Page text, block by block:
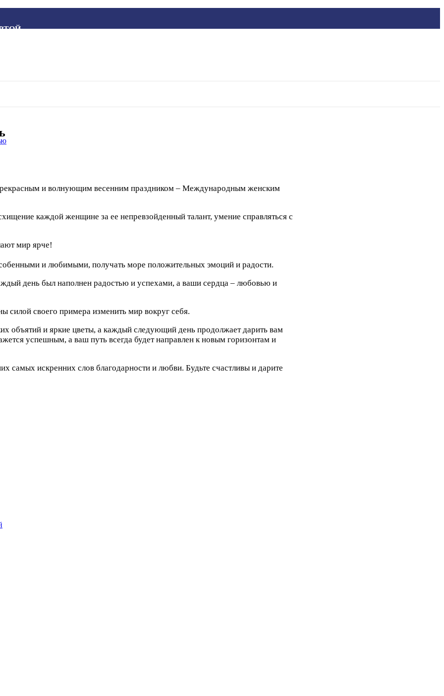
и волнующим весенним праздником – Международным женским
каждой женщине за ее непревзойденный талант, умение справляться с
мир ярче!
и любимыми, получать море положительных эмоций и радости.
день был наполнен радостью и успехами, а ваши сердца – любовью и
своего примера изменить мир вокруг себя.
объятий и яркие цветы, а каждый следующий день продолжает дарить вам
успешным, а ваш путь всегда будет направлен к новым горизонтам и
искренних слов благодарности и любви. Будьте счастливы и дарите